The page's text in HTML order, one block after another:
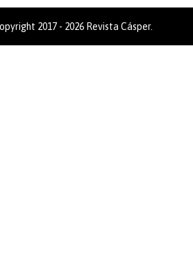
2017 - 2026 Revista Cásper.